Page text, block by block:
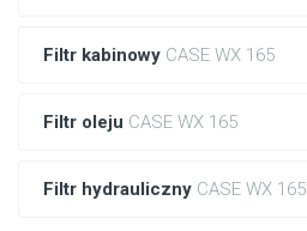
Filtr kabinowy CASE WX 165
Filtr oleju CASE WX 165
Filtr hydrauliczny CASE WX 165